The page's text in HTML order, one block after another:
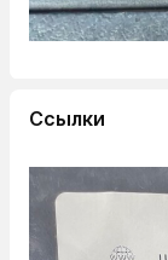
Ссылки